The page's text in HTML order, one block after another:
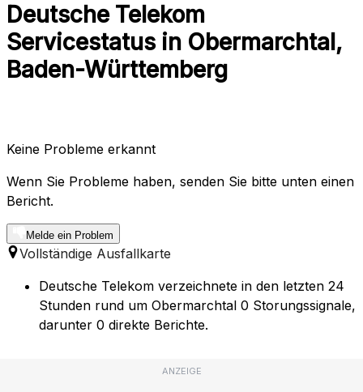
Deutsche Telekom
Servicestatus in Obermarchtal,
Baden-Württemberg
Keine Probleme erkannt
Wenn Sie Probleme haben, senden Sie bitte unten einen
Bericht.
Melde ein Problem
Vollständige Ausfallkarte
Deutsche Telekom verzeichnete in den letzten 24
Stunden rund um Obermarchtal 0 Storungssignale,
darunter 0 direkte Berichte.
ANZEIGE